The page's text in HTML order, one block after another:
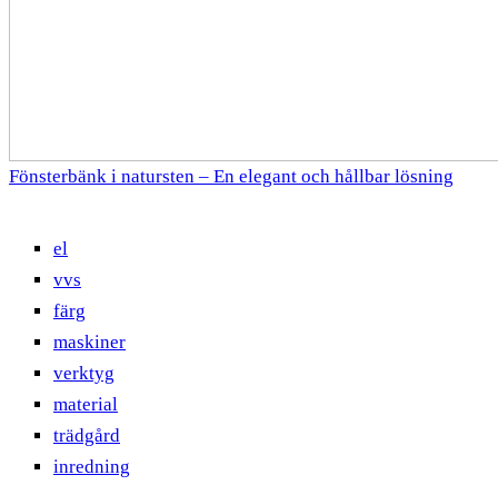
Fönsterbänk i natursten – En elegant och hållbar lösning
el
vvs
färg
maskiner
verktyg
material
trädgård
inredning